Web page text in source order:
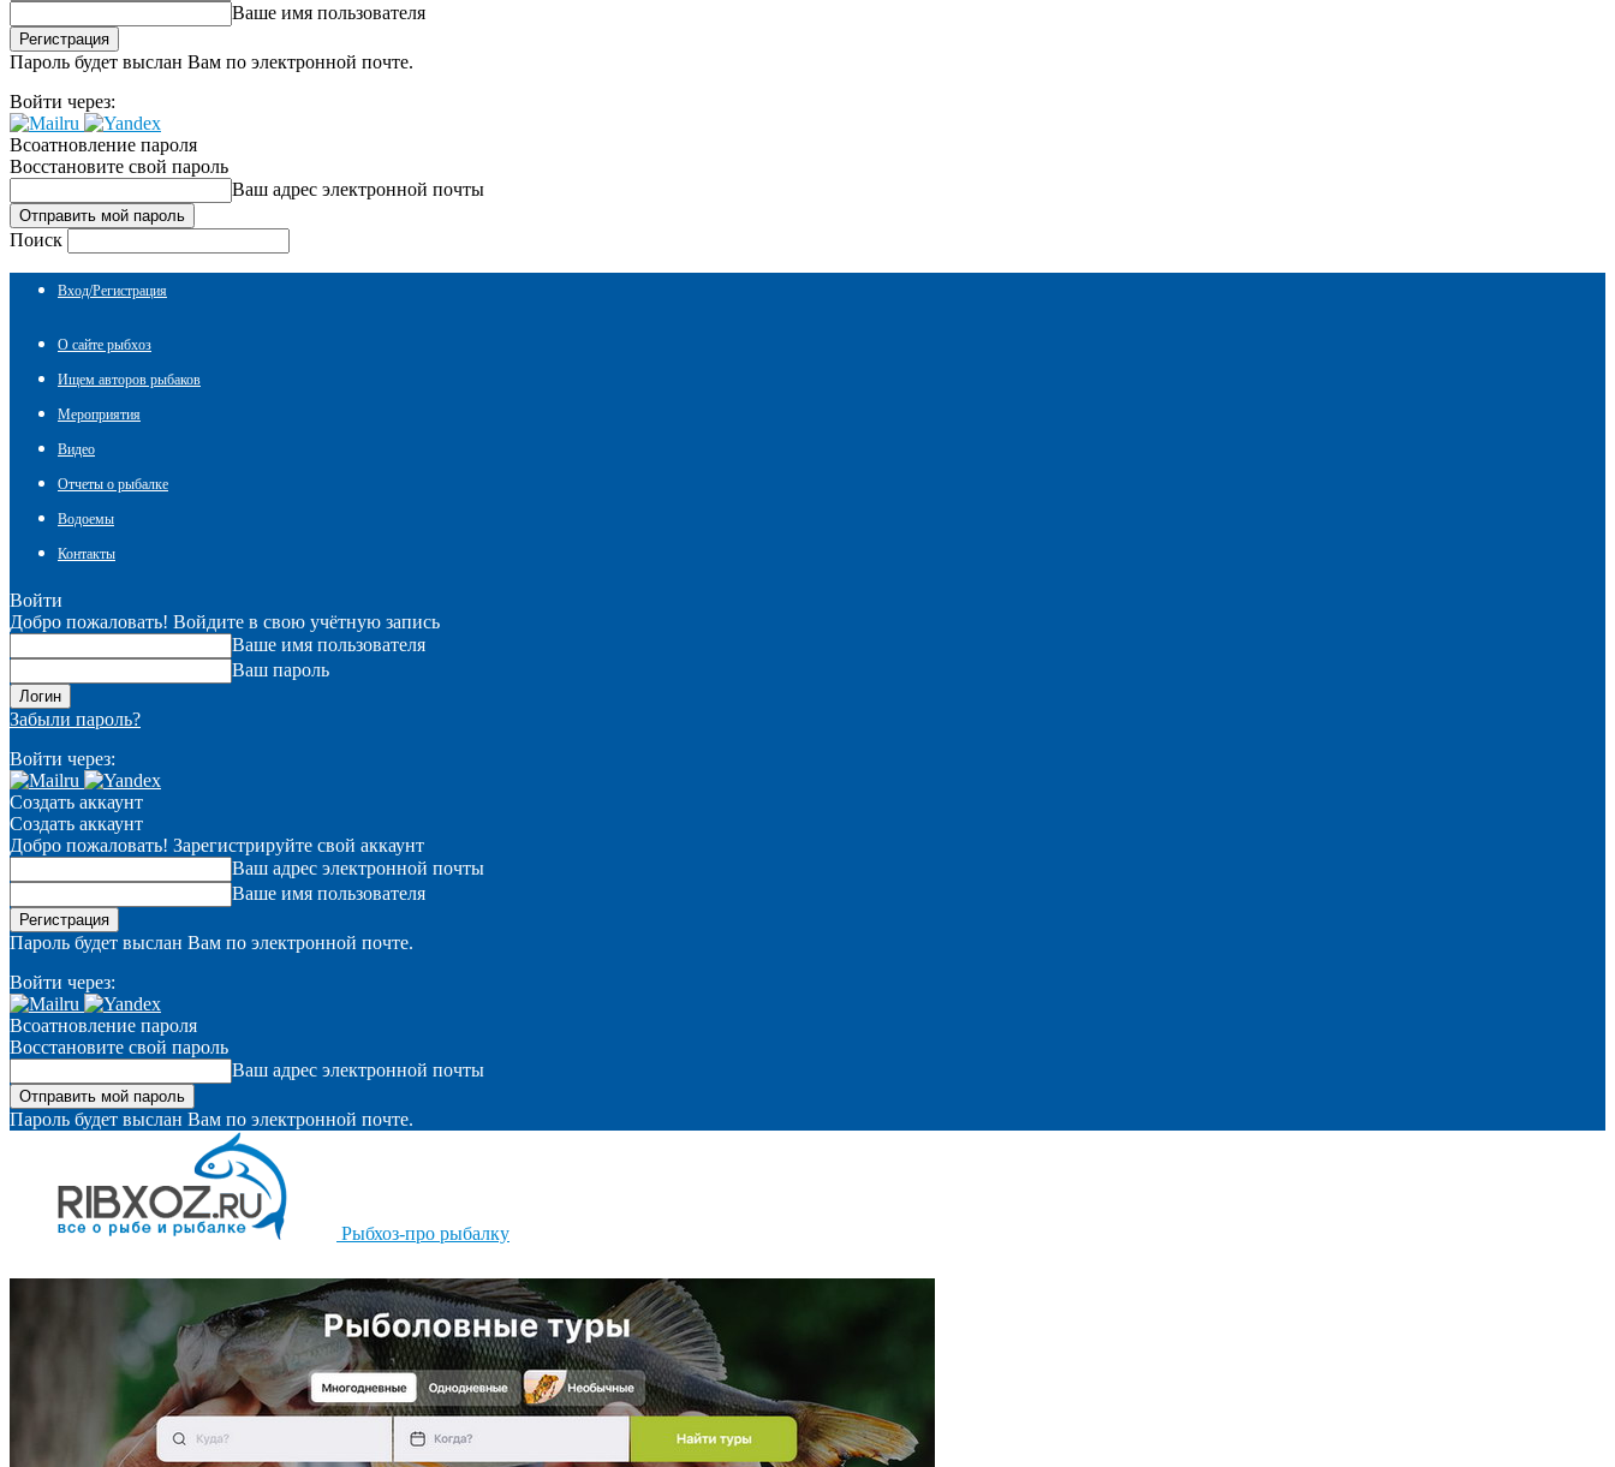
Ваше имя пользователя
Пароль будет выслан Вам по электронной почте.
Войти через:
Всоатновление пароля
Восстановите свой пароль
Ваш адрес электронной почты
Поиск
Вход/Регистрация
О сайте рыбхоз
Ищем авторов рыбаков
Мероприятия
Видео
Отчеты о рыбалке
Водоемы
Контакты
Войти
Добро пожаловать! Войдите в свою учётную запись
Ваше имя пользователя
Ваш пароль
Забыли пароль?
Войти через:
Создать аккаунт
Создать аккаунт
Добро пожаловать! Зарегистрируйте свой аккаунт
Ваш адрес электронной почты
Ваше имя пользователя
Пароль будет выслан Вам по электронной почте.
Войти через:
Всоатновление пароля
Восстановите свой пароль
Ваш адрес электронной почты
Пароль будет выслан Вам по электронной почте.
Рыбхоз-про рыбалку